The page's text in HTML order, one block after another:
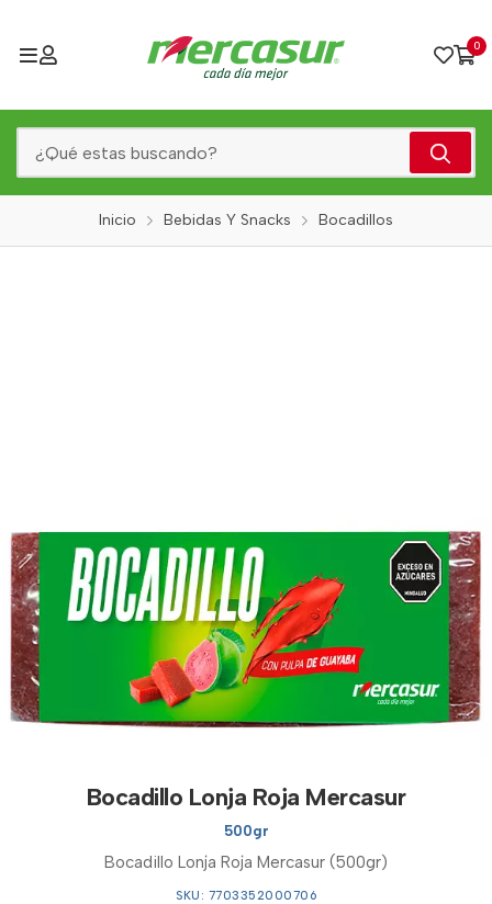
0
Inicio Bebidas Y Snacks Bocadillos
Bocadillo Lonja Roja Mercasur
500gr
Bocadillo Lonja Roja Mercasur (500gr)
SKU: 7703352000706